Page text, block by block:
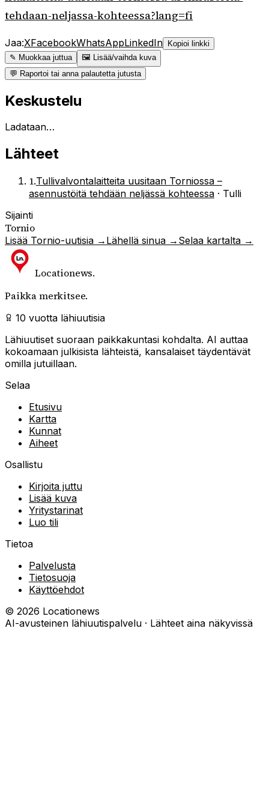
tehdaan-neljassa-kohteessa?lang=fi
Jaa:XFacebookWhatsAppLinkedIn Kopioi linkki
✎ Muokkaa juttua
🖼 Lisää/vaihda kuva
💬 Raportoi tai anna palautetta jutusta
Keskustelu
Ladataan…
Lähteet
1.Tullivalvontalaitteita uusitaan Torniossa –
asennustöitä tehdään neljässä kohteessa · Tulli
Sijainti
Tornio
Lisää Tornio-uutisia → Lähellä sinua → Selaa kartalta →
Locationews.
Paikka merkitsee.
10 vuotta lähiuutisia
Lähiuutiset suoraan paikkakuntasi kohdalta. AI auttaa
kokoamaan julkisista lähteistä, kansalaiset täydentävät
omilla jutuillaan.
Selaa
Etusivu
Kartta
Kunnat
Aiheet
Osallistu
Kirjoita juttu
Lisää kuva
Yritystarinat
Luo tili
Tietoa
Palvelusta
Tietosuoja
Käyttöehdot
© 2026 Locationews
AI-avusteinen lähiuutispalvelu · Lähteet aina näkyvissä